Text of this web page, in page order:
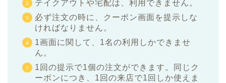
テイクアウトや宅配は、利用できません。
必ず注文の時に、クーポン画面を提示しな
ければなりません。
1画面に関して、1名の利用しかできませ
ん。
1回の提示で1個の注文ができます。同じク
ーポンにつき、1回の来店で1回しか使えま